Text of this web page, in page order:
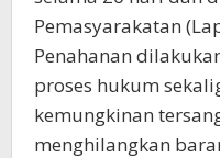
Pemasyarakatan
Penahanan
proses hukum
kemungkinan
menghilangkan